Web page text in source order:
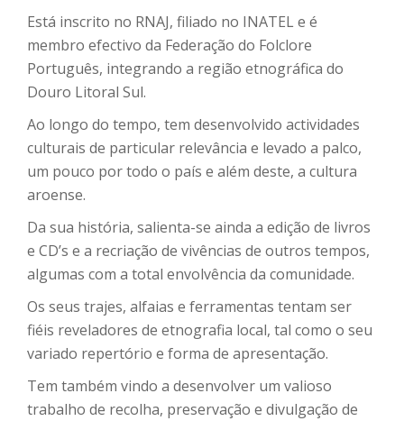
Está inscrito no RNAJ, filiado no INATEL e é
membro efectivo da Federação do Folclore
Português, integrando a região etnográfica do
Douro Litoral Sul.
Ao longo do tempo, tem desenvolvido actividades
culturais de particular relevância e levado a palco,
um pouco por todo o país e além deste, a cultura
aroense.
Da sua história, salienta-se ainda a edição de livros
e CD’s e a recriação de vivências de outros tempos,
algumas com a total envolvência da comunidade.
Os seus trajes, alfaias e ferramentas tentam ser
fiéis reveladores de etnografia local, tal como o seu
variado repertório e forma de apresentação.
Tem também vindo a desenvolver um valioso
trabalho de recolha, preservação e divulgação de